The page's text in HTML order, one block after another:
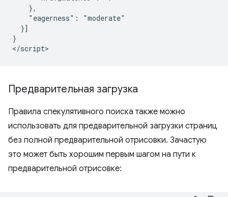
    },
    "eagerness": "moderate"
  }]
}
Предварительная загрузка
Правила спекулятивного поиска также можно
использовать для предварительной загрузки страниц
без полной предварительной отрисовки. Зачастую
это может быть хорошим первым шагом на пути к
предварительной отрисовке: